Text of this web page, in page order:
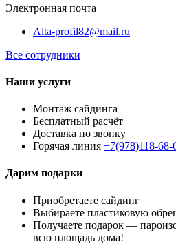
Электронная почта
Alta-profil82@mail.ru
Все сотрудники
Наши услуги
Монтаж сайдинга
Бесплатный расчёт
Доставка по звонку
Горячая линия +7(978)118-68-
Дарим подарки
Приобретаете сайдинг
Выбираете пластиковую
Получаете подарок —
всю площадь дома!